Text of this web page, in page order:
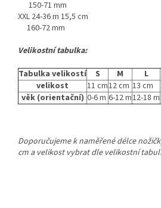
150-71 mm
XXL 24-36 m
160-72 mm
Velikostní tabulka:
Tabulka velikostí
S M L
velikost
11 cm12 cm 13 cm
věk (orientační) 0-6 m 6-12 m12-18 m
Doporučujeme k naměřené délce
cm a velikost vybrat dle velikostní